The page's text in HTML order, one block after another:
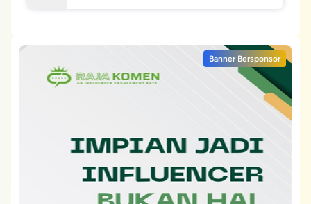
Banner Bersponsor